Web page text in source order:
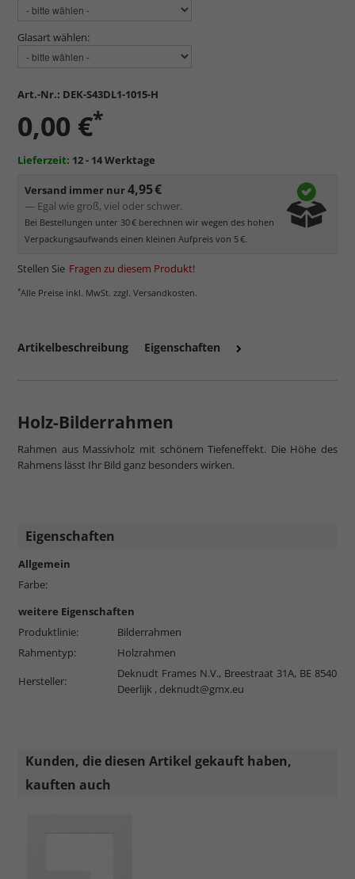
Glasart wählen:
Art.-Nr.: DEK-S43DL1-1015-H
0,00 €*
Lieferzeit: 12 - 14 Werktage
Versand immer nur4,95 €
— Egal wie groß, viel oder schwer.
Bei Bestellungen unter 30 € berechnen wir wegen des hohen
Verpackungsaufwands einen kleinen Aufpreis von 5 €.
Stellen Sie Fragen zu diesem Produkt!
*Alle Preise inkl. MwSt. zzgl. Versandkosten.
Artikelbeschreibung Eigenschaften
Holz-Bilderrahmen
Rahmen aus Massivholz mit schönem Tiefeneffekt. Die Höhe des
Rahmens lässt Ihr Bild ganz besonders wirken.
Eigenschaften
Allgemein
Farbe:
weitere Eigenschaften
Produktlinie:
Bilderrahmen
Rahmentyp:
Holzrahmen
Hersteller:
Deknudt Frames N.V., Breestraat 31A, BE 8540
Deerlijk , deknudt@gmx.eu
Kunden, die diesen Artikel gekauft haben,
kauften auch